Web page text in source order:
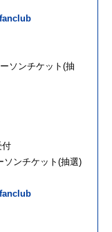
ソンチケット(抽
受付
ソンチケット(抽選)